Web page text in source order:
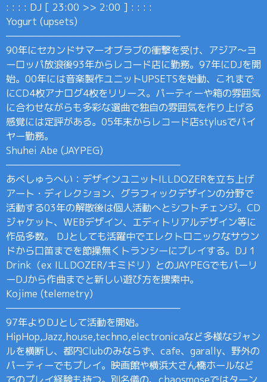
: : : : DJ [ 23:00 >> 2:00 ] : : : :
Yogurt (upsets)
———————————————————–
90年にセカンドサマーオブラブの衝撃を受け、アジア〜ヨ
ーロッパ放浪後93年からレコード店に勤務。97年にDJを開
始。00年には音楽製作ユニットUPSETSを始動、これまで
にCD4枚アナログ4枚をリリース。パーティーや箱の雰囲気
に合わせながらも多彩な選曲で独自の雰囲気を作り上げる
感覚には定評がある。05年末からレコード店stylusでバイ
ヤー勤務。
Shuhei Abe (JAYPEG)
———————————————————–
あべしゅうへい：デザインユニットILLDOZERを立ち上げ
アート・ディレクション、グラフィックデザインの分野で
活動する03年の解散後は個人活動へとシフトチェンジ。CD
ジャケット、WEBデザイン、エディトリアルデザイン等に
作品多数。 DJとしても活躍中でエレクトロニックなサウン
ドから口笛までを節操無くトランシーにプレイする。DJ 1
Drink（ex ILLDOZER/キミドリ）とのJAYPEGでもパーリ
ーDJから作曲までと新しい遊び方を捜索中。
Kojime (telemetry)
———————————————————–
97年よりDJとして活動を開始。
HipHop,Jazz,house,techno,electronicaなど多様なジャン
ルを横断し、都内Clubのみならず、cafe、garally、野外の
パーティーでもプレイ。映画館や横浜大さん橋ホールなど